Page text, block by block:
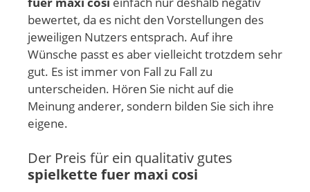
bewertet, da es nicht den Vorstellungen des
jeweiligen Nutzers entsprach. Auf ihre
Wünsche passt es aber vielleicht trotzdem sehr
gut. Es ist immer von Fall zu Fall zu
unterscheiden. Hören Sie nicht auf die
Meinung anderer, sondern bilden Sie sich ihre
eigene.
Der Preis für ein qualitativ gutes
spielkette fuer maxi cosi